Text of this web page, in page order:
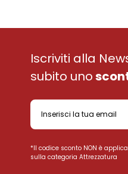
Iscriviti alla
subito uno
*Il codice sconto NON è
sulla categoria Attrezzatura